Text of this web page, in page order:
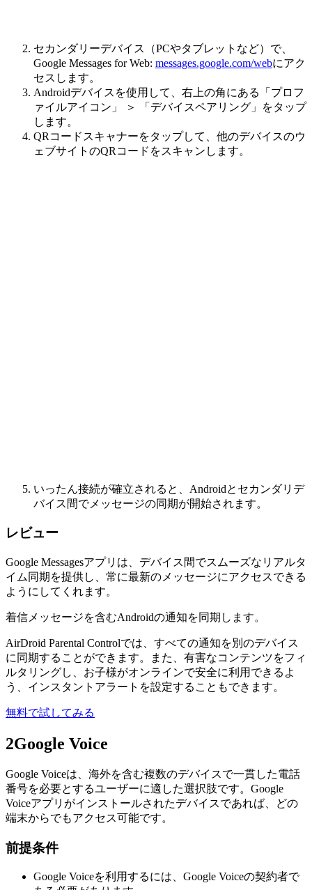
セカンダリーデバイス（PCやタブレットなど）で、
Google Messages for Web: messages.google.com/webにアク
セスします。
Androidデバイスを使用して、右上の角にある「プロフ
ァイルアイコン」 ＞ 「デバイスペアリング」をタップ
します。
QRコードスキャナーをタップして、他のデバイスのウ
ェブサイトのQRコードをスキャンします。
いったん接続が確立されると、Androidとセカンダリデ
バイス間でメッセージの同期が開始されます。
レビュー
Google Messagesアプリは、デバイス間でスムーズなリアルタ
イム同期を提供し、常に最新のメッセージにアクセスできる
ようにしてくれます。
着信メッセージを含むAndroidの通知を同期します。
AirDroid Parental Controlでは、すべての通知を別のデバイス
に同期することができます。また、有害なコンテンツをフィ
ルタリングし、お子様がオンラインで安全に利用できるよ
う、インスタントアラートを設定することもできます。
無料で試してみる
2Google Voice
Google Voiceは、海外を含む複数のデバイスで一貫した電話
番号を必要とするユーザーに適した選択肢です。Google
Voiceアプリがインストールされたデバイスであれば、どの
端末からでもアクセス可能です。
前提条件
Google Voiceを利用するには、Google Voiceの契約者で